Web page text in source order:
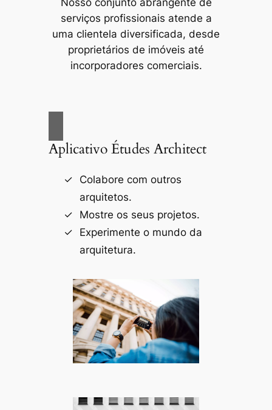
Nosso conjunto abrangente de
serviços profissionais atende a
uma clientela diversificada, desde
proprietários de imóveis até
incorporadores comerciais.
Aplicativo Études Architect
Colabore com outros
arquitetos.
Mostre os seus projetos.
Experimente o mundo da
arquitetura.